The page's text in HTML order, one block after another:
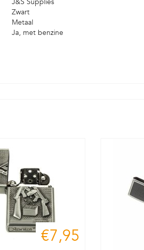
Zwart
Metaal
Ja, met benzine
€7,95